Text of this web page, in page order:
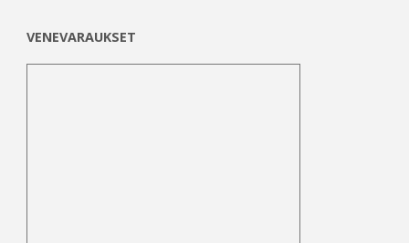
VENEVARAUKSET